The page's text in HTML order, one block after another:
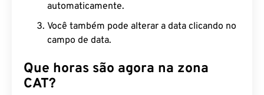
automaticamente.
Você também pode alterar a data clicando no
campo de data.
Que horas são agora na zona
CAT?